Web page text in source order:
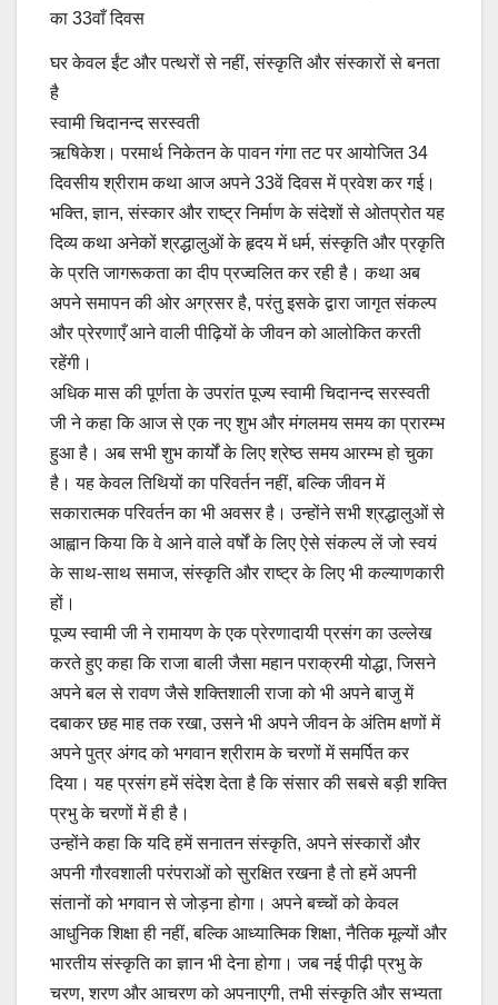
का 33वाँ दिवस
घर केवल ईंट और पत्थरों से नहीं, संस्कृति और संस्कारों से बनता
है
स्वामी चिदानन्द सरस्वती
ऋषिकेश। परमार्थ निकेतन के पावन गंगा तट पर आयोजित 34
दिवसीय श्रीराम कथा आज अपने 33वें दिवस में प्रवेश कर गई।
भक्ति, ज्ञान, संस्कार और राष्ट्र निर्माण के संदेशों से ओतप्रोत यह
दिव्य कथा अनेकों श्रद्धालुओं के हृदय में धर्म, संस्कृति और प्रकृति
के प्रति जागरूकता का दीप प्रज्वलित कर रही है। कथा अब
अपने समापन की ओर अग्रसर है, परंतु इसके द्वारा जागृत संकल्प
और प्रेरणाएँ आने वाली पीढ़ियों के जीवन को आलोकित करती
रहेंगी।
अधिक मास की पूर्णता के उपरांत पूज्य स्वामी चिदानन्द सरस्वती
जी ने कहा कि आज से एक नए शुभ और मंगलमय समय का प्रारम्भ
हुआ है। अब सभी शुभ कार्यों के लिए श्रेष्ठ समय आरम्भ हो चुका
है। यह केवल तिथियों का परिवर्तन नहीं, बल्कि जीवन में
सकारात्मक परिवर्तन का भी अवसर है। उन्होंने सभी श्रद्धालुओं से
आह्वान किया कि वे आने वाले वर्षों के लिए ऐसे संकल्प लें जो स्वयं
के साथ-साथ समाज, संस्कृति और राष्ट्र के लिए भी कल्याणकारी
हों।
पूज्य स्वामी जी ने रामायण के एक प्रेरणादायी प्रसंग का उल्लेख
करते हुए कहा कि राजा बाली जैसा महान पराक्रमी योद्धा, जिसने
अपने बल से रावण जैसे शक्तिशाली राजा को भी अपने बाजु में
दबाकर छह माह तक रखा, उसने भी अपने जीवन के अंतिम क्षणों में
अपने पुत्र अंगद को भगवान श्रीराम के चरणों में समर्पित कर
दिया। यह प्रसंग हमें संदेश देता है कि संसार की सबसे बड़ी शक्ति
प्रभु के चरणों में ही है।
उन्होंने कहा कि यदि हमें सनातन संस्कृति, अपने संस्कारों और
अपनी गौरवशाली परंपराओं को सुरक्षित रखना है तो हमें अपनी
संतानों को भगवान से जोड़ना होगा। अपने बच्चों को केवल
आधुनिक शिक्षा ही नहीं, बल्कि आध्यात्मिक शिक्षा, नैतिक मूल्यों और
भारतीय संस्कृति का ज्ञान भी देना होगा। जब नई पीढ़ी प्रभु के
चरण, शरण और आचरण को अपनाएगी, तभी संस्कृति और सभ्यता